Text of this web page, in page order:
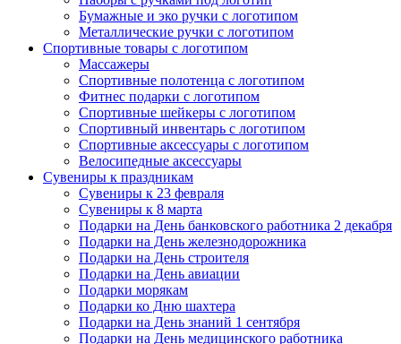
Бумажные и эко ручки с логотипом
Металлические ручки с логотипом
Спортивные товары с логотипом
Массажеры
Спортивные полотенца с логотипом
Фитнес подарки с логотипом
Спортивные шейкеры с логотипом
Спортивный инвентарь с логотипом
Спортивные аксессуары с логотипом
Велосипедные аксессуары
Сувениры к праздникам
Сувениры к 23 февраля
Сувениры к 8 марта
Подарки на День банковского работника 2 декабря
Подарки на День железнодорожника
Подарки на День строителя
Подарки на День авиации
Подарки морякам
Подарки ко Дню шахтера
Подарки на День знаний 1 сентября
Подарки на День медицинского работника
Нажмите, чтобы увеличить